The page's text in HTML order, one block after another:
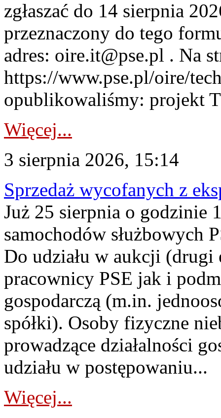
zgłaszać do 14 sierpnia
przeznaczony do tego
adres: oire.it@pse.pl . Na
https://www.pse.pl/oire/
opublikowaliśmy: projekt
Więcej...
3 sierpnia 2026, 15:14
Sprzedaż wycofanych z
Już 25 sierpnia o godzinie
samochodów służbowych
Do udziału w aukcji (drugi
pracownicy PSE jak i
gospodarczą (m.in.
spółki). Osoby fizyczne
prowadzące działalności
udziału w postępowaniu...
Więcej...